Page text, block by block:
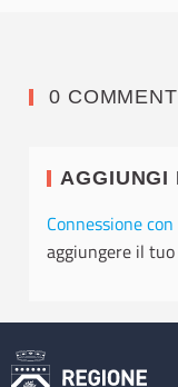
0
AGGIUNGI
Connessione
aggiungere il